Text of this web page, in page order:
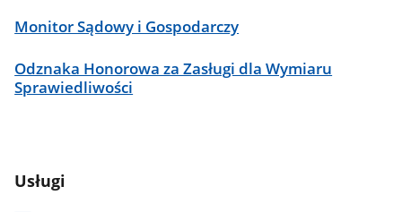
Monitor Sądowy i Gospodarczy
Odznaka Honorowa za Zasługi dla Wymiaru
Sprawiedliwości
Usługi